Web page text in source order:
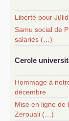
Liberté pour
Samu social de
salariés (…)
Cercle
Hommage à
décembre
Mise en ligne de
Zerouali (…)